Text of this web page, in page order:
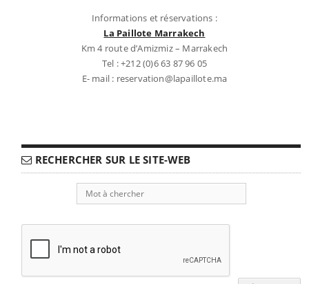
Informations et réservations :
La Paillote Marrakech
Km 4 route d’Amizmiz – Marrakech
Tel : +212 (0)6 63 87 96 05
E- mail : reservation@lapaillote.ma
RECHERCHER SUR LE SITE-WEB